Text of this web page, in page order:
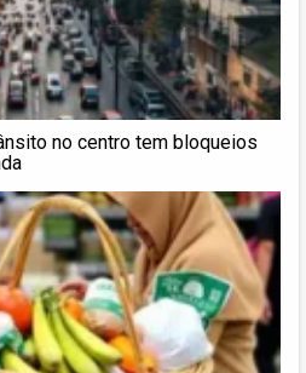
no centro tem bloqueios